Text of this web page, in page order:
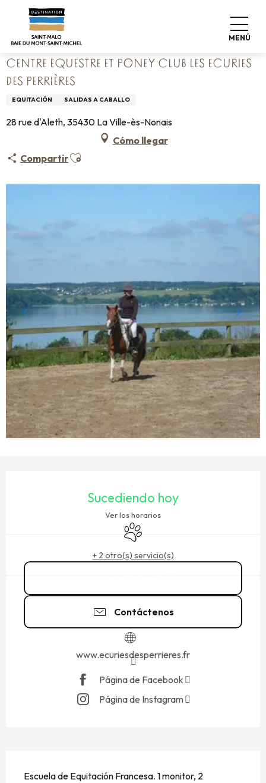
contenu
MENÚ
Home
Centre Equestre et Poney Club Les Ecuries des Perrières
CENTRE EQUESTRE ET PONEY CLUB LES ECURIES
DES PERRIÈRES
EQUITACIÓN SALIDAS A CABALLO
28 rue d'Aleth, 35430 La Ville-ès-Nonais
Cómo llegar
CompartirAjouter aux favoris
Sucediendo hoy
Ver los horarios
Se aceptan animales
+ 2 otro(s) servicio(s)
Contáctenos
www.ecuriesdesperrieres.fr
Página de Facebook
Página de Instagram
Escuela de Equitación Francesa. 1 monitor, 2